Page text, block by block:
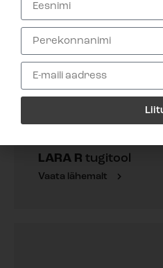
LARA R tugitool
Vaata lähemalt